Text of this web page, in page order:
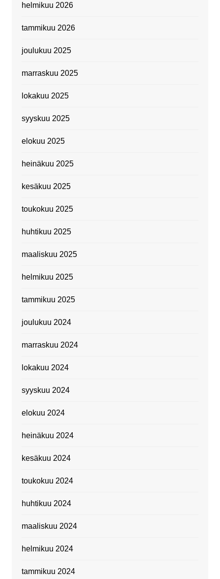
helmikuu 2026
tammikuu 2026
joulukuu 2025
marraskuu 2025
lokakuu 2025
syyskuu 2025
elokuu 2025
heinäkuu 2025
kesäkuu 2025
toukokuu 2025
huhtikuu 2025
maaliskuu 2025
helmikuu 2025
tammikuu 2025
joulukuu 2024
marraskuu 2024
lokakuu 2024
syyskuu 2024
elokuu 2024
heinäkuu 2024
kesäkuu 2024
toukokuu 2024
huhtikuu 2024
maaliskuu 2024
helmikuu 2024
tammikuu 2024